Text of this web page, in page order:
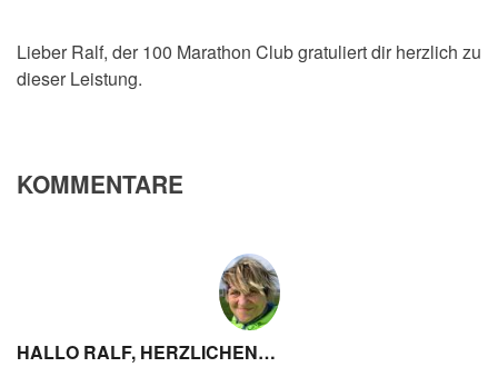
Lieber Ralf, der 100 Marathon Club gratuliert dir herzlich zu
dieser Leistung.
KOMMENTARE
HALLO RALF, HERZLICHEN…